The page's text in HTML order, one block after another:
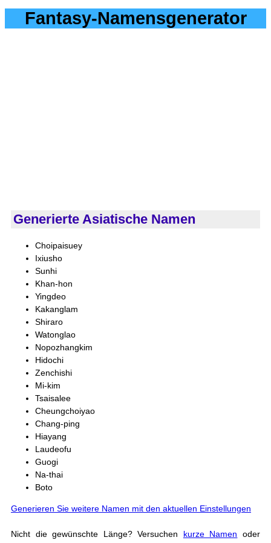
Fantasy-Namensgenerator
Generierte Asiatische Namen
Choipaisuey
Ixiusho
Sunhi
Khan-hon
Yingdeo
Kakanglam
Shiraro
Watonglao
Nopozhangkim
Hidochi
Zenchishi
Mi-kim
Tsaisalee
Cheungchoiyao
Chang-ping
Hiayang
Laudeofu
Guogi
Na-thai
Boto
Generieren Sie weitere Namen mit den aktuellen Einstellungen
Nicht die gewünschte Länge? Versuchen kurze Namen oder